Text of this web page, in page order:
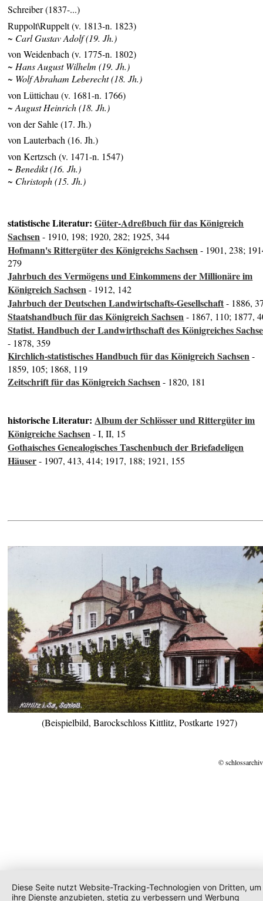
Schreiber (1837-...)
Ruppolt\Ruppelt (v. 1813-n. 1823)
~ Carl Gustav Adolf (19. Jh.)
von Weidenbach (v. 1775-n. 1802)
~ Hans August Wilhelm (19. Jh.)
~ Wolf Abraham Leberecht (18. Jh.)
von Lüttichau (v. 1681-n. 1766)
~ August Heinrich (18. Jh.)
von der Sahle (17. Jh.)
von Lauterbach (16. Jh.)
von Kertzsch (v. 1471-n. 1547)
~ Benedikt (16. Jh.)
~ Christoph (15. Jh.)
statistische Literatur:Güter-Adreßbuch für das Königreich
Sachsen- 1910, 198; 1920, 282; 1925, 344
Hofmann's Rittergüter des Königreichs Sachsen- 1901, 238;
279
Jahrbuch des Vermögens und Einkommens der Millionäre im
Königreich Sachsen- 1912, 142
Jahrbuch der Deutschen Landwirtschafts-Gesellschaft- 1886,
Staatshandbuch für das Königreich Sachsen- 1867, 110; 1877,
Statist. Handbuch der Landwirthschaft des Königreiches
- 1878, 359
Kirchlich-statistisches Handbuch für das Königreich Sachsen-
1859, 105; 1868, 119
Zeitschrift für das Königreich Sachsen- 1820, 181
historische Literatur:Album der Schlösser und Rittergüter im
Königreiche Sachsen- I, II, 15
Gothaisches Genealogisches Taschenbuch der Briefadeligen
Häuser- 1907, 413, 414; 1917, 188; 1921, 155
(Beispielbild, Barockschloss Kittlitz, Postkarte 1927)
©
Diese Seite nutzt Website-Tracking-Technologien von Dritten, um
ihre Dienste anzubieten, stetig zu verbessern und Werbung